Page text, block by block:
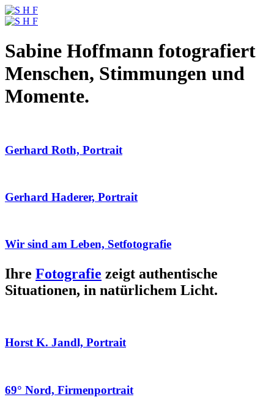
Sabine Hoffmann fotografiert
Menschen, Stimmungen und
Momente.
Gerhard Roth, Portrait
Gerhard Haderer, Portrait
Wir sind am Leben, Setfotografie
Ihre Fotografie zeigt authentische
Situationen, in natürlichem Licht.
Horst K. Jandl, Portrait
69° Nord, Firmenportrait